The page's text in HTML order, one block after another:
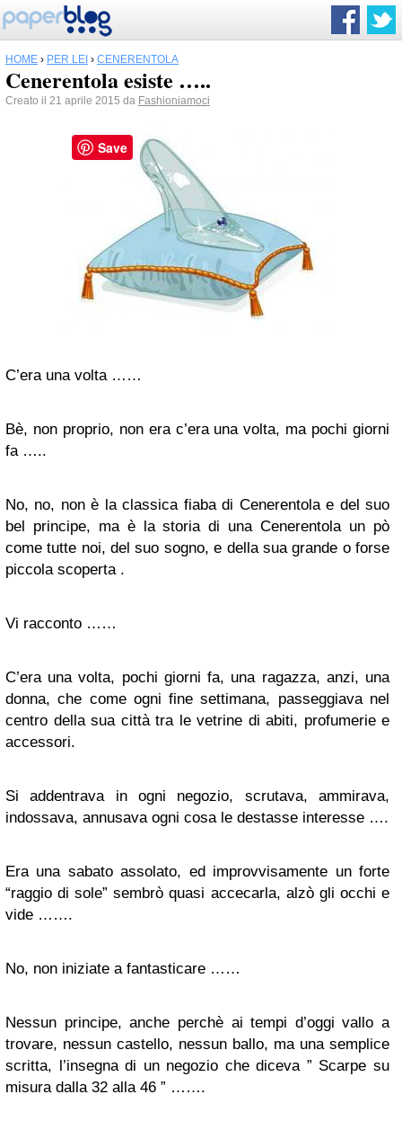
HOME › PER LEI › CENERENTOLA
Cenerentola esiste …..
Creato il 21 aprile 2015 da Fashioniamoci
C’era una volta ……
Bè, non proprio, non era c’era una volta, ma pochi giorni
fa …..
No, no, non è la classica fiaba di Cenerentola e del suo
bel principe, ma è la storia di una Cenerentola un pò
come tutte noi, del suo sogno, e della sua grande o forse
piccola scoperta .
Vi racconto ……
C’era una volta, pochi giorni fa, una ragazza, anzi, una
donna, che come ogni fine settimana, passeggiava nel
centro della sua città tra le vetrine di abiti, profumerie e
accessori.
Si addentrava in ogni negozio, scrutava, ammirava,
indossava, annusava ogni cosa le destasse interesse ….
Era una sabato assolato, ed improvvisamente un forte
“raggio di sole” sembrò quasi accecarla, alzò gli occhi e
vide …….
No, non iniziate a fantasticare ……
Nessun principe, anche perchè ai tempi d’oggi vallo a
trovare, nessun castello, nessun ballo, ma una semplice
scritta, l’insegna di un negozio che diceva ” Scarpe su
misura dalla 32 alla 46 ” …….
Save